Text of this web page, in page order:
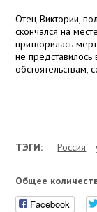
Отец Виктории,
скончался на
притворилась
не
ТЭГИ: Россия
Общее
Facebook